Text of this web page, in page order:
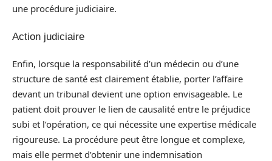
une procédure judiciaire.
Action judiciaire
Enfin, lorsque la responsabilité d’un médecin ou d’une
structure de santé est clairement établie, porter l’affaire
devant un tribunal devient une option envisageable. Le
patient doit prouver le lien de causalité entre le préjudice
subi et l’opération, ce qui nécessite une expertise médicale
rigoureuse. La procédure peut être longue et complexe,
mais elle permet d’obtenir une indemnisation